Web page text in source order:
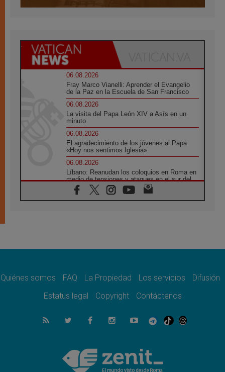
06.08.2026
Fray Marco Vianelli: Aprender el Evangelio
de la Paz en la Escuela de San Francisco
06.08.2026
La visita del Papa León XIV a Asís en un
minuto
06.08.2026
El agradecimiento de los jóvenes al Papa:
«Hoy nos sentimos Iglesia»
06.08.2026
Líbano: Reanudan los coloquios en Roma en
medio de tensiones y ataques en el sur del
país
06.08.2026
noticia para todo el Uruguay
León XIV: La revolución del Evangelio
06.08.2026
La Iglesia en Ceuta: caridad y esperanza
La visita del Papa a Perú será un tiempo de
gracia reconciliación y esperanza
Quiénes somos FAQ La Propiedad Los servicios
Difusión
Estatus legal
Copyright Contáctenos